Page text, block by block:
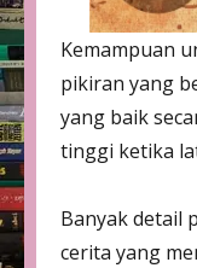
Kemampuan
pikiran yang
yang baik
tinggi ketika
Banyak detail
cerita yang